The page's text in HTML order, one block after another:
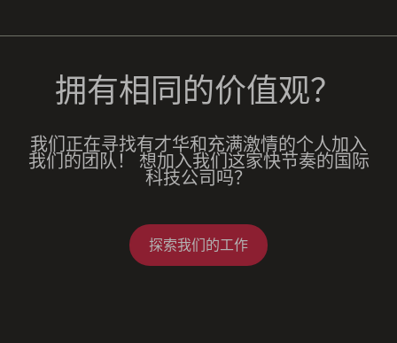
拥有相同的价值观？
我们正在寻找有才华和充满激情的个人加入
我们的团队！ 想加入我们这家快节奏的国际
科技公司吗？
探索我们的工作